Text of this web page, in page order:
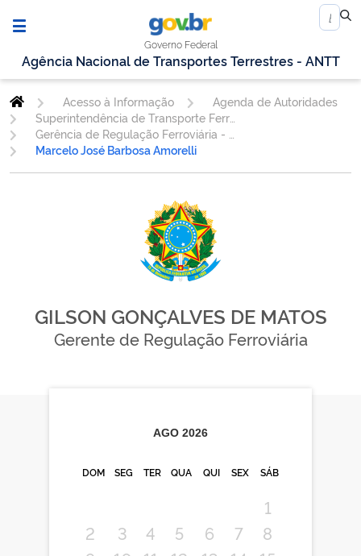
Governo Federal
Agência Nacional de Transportes Terrestres - ANTT
Acesso à Informação
Agenda de Autoridades
Superintendência de Transporte Ferroviário
Marcelo José Barbosa Amorelli
GILSON GONÇALVES DE MATOS
Gerente de Regulação Ferroviária
AGO 2026
DOM SEG TER QUA QUI SEX SÁB
1
2
3 4 5 6 7
8